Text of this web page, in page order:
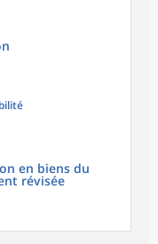
en biens du
révisée